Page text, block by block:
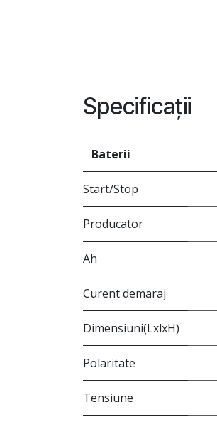
Specificații
Baterii
Start/Stop
Producator
Ah
Curent demaraj
Dimensiuni(LxlxH)
Polaritate
Tensiune